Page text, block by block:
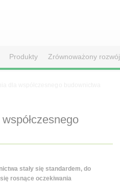
Produkty Zrównoważony rozwój
stały się standardem, do
rosnące oczekiwania